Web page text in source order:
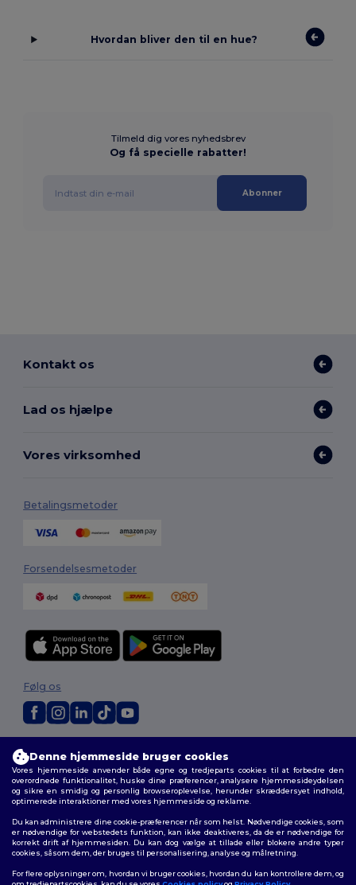
Hvordan bliver den til en hue?
Tilmeld dig vores nyhedsbrev
Og få specielle rabatter!
Abonner
Kontakt os
Lad os hjælpe
Vores virksomhed
Betalingsmetoder
Forsendelsesmetoder
Vilkår og Betingelser|Tilpasset politik |Fortrolighedspolitik
cookies | Sitemap
Følg os
Denne hjemmeside bruger cookies
Vores hjemmeside anvender både egne og tredjeparts cookies til at forbedre den
overordnede funktionalitet, huske dine præferencer, analysere hjemmesideydelsen
og sikre en smidig og personlig browseroplevelse, herunder skræddersyet indhold,
optimerede interaktioner med vores hjemmeside og reklame.
Du kan administrere dine cookie-præferencer når som helst. Nødvendige cookies, som
er nødvendige for webstedets funktion, kan ikke deaktiveres, da de er nødvendige for
korrekt drift af hjemmesiden. Du kan dog vælge at tillade eller blokere andre typer
cookies, såsom dem, der bruges til personalisering, analyse og målretning.
For flere oplysninger om, hvordan vi bruger cookies, hvordan du kan kontrollere dem, og